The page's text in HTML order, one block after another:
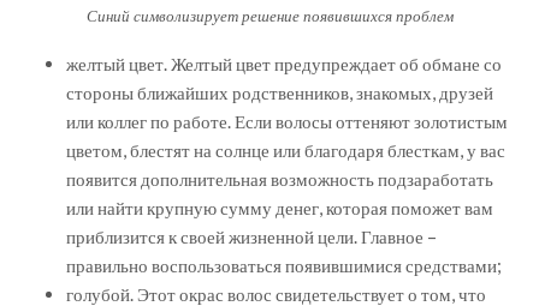
Синий символизирует решение появившихся проблем
желтый цвет. Желтый цвет предупреждает об обмане со
стороны ближайших родственников, знакомых, друзей
или коллег по работе. Если волосы оттеняют золотистым
цветом, блестят на солнце или благодаря блесткам, у вас
появится дополнительная возможность подзаработать
или найти крупную сумму денег, которая поможет вам
приблизится к своей жизненной цели. Главное –
правильно воспользоваться появившимися средствами;
голубой. Этот окрас волос свидетельствует о том, что